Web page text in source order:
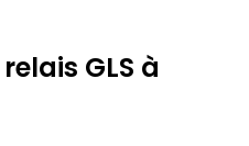
GLS à